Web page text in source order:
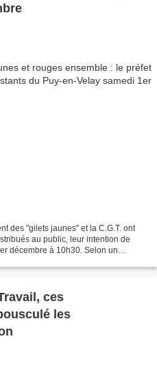
des "gilets jaunes" et la C.G.T. ont
au public, leur intention de
décembre à 10h30. Selon un
ces
les